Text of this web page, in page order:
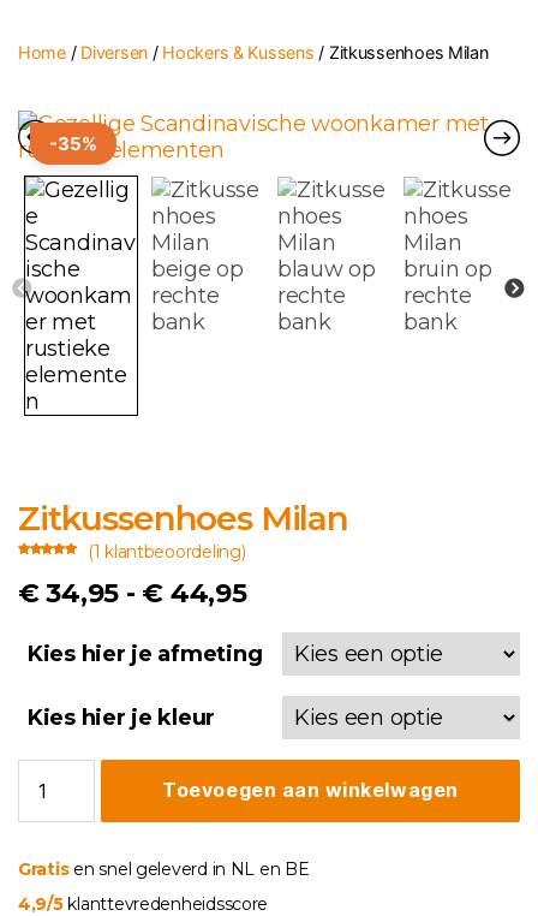
Home/ Diversen/ Hockers & Kussens / Zitkussenhoes Milan
-35%
Zitkussenhoes Milan
gebaseerd
opklant
(1 klantbeoordeling)
€34,95 - € 44,95Prijsklasse:
€ 34,95
tot
€ 44,95
Kies hier je afmeting
Kies hier je kleur
Zitkussenhoes
Milan
aantal
Toevoegen aan winkelwagen
Gratisen snel geleverd in NL en BE
4,9/5 klanttevredenheidsscore